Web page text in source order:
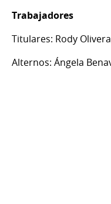
Trabajadores
Titulares: Rody
Alternos: Ángela